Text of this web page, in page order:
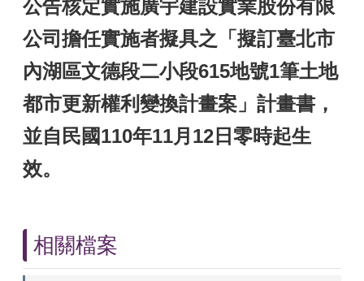
公告核定實施廣宇建設實業股份有限
公司擔任實施者擬具之「擬訂臺北市
內湖區文德段二小段615地號1筆土地
都市更新權利變換計畫案」計畫書，
並自民國110年11月12日零時起生
效。
相關檔案